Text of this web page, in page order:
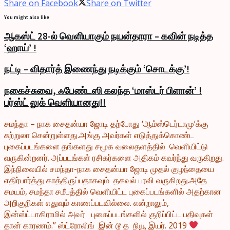
Share on Facebook
Share on Twitter
You might also like
ஆகஸ்ட் 28-ல் வெளியாகும் நயன்தாரா – கவின் நடித்த
‘ஹாய்’ !
நட்டி – விதார்த் இணைந்து நடிக்கும் ‘சொடக்கு’!
நகைச்சுவை, ஃபேண்டஸி கலந்த ‘மாஸ்டர் பிளான்’ !
பர்ஸ்ட் லுக் வெளியானது!!
சமந்தா – நாக சைதன்யா ஜோடி தற்போது ‘ஆம்ஸ்டெர்டாமு’க்கு
சுற்றுலா சென்றுள்ளது.அங்கு அவர்கள் எடுத்துக்கொண்ட
புகைப்படங்களை தங்களது சமூக வலைதளத்தில் வெளியிட்டு
வருகின்றனர். அப்படங்கள் ரசிகர்களை அதிகம் கவர்ந்து வருகிறது.
இந்நிலையில் சமந்தா-நாக சைதன்யா ஜோடி முதல் குழந்தையை
எதிர்பார்த்து காத்திருப்பதாகவும் தகவல் பரவி வருகிறது.அதே
சமயம், சமந்தா சமீபத்தில் வெளியிட்ட புகைப்படங்களில் அதற்கான
அறிகுறிகள் எதுவும் காணப்படவில்லை. என்றாலும்,
இன்ஸ்ட்டாகிராமில் அவர் புகைப்படங்களில் குறிப்பிட்ட பதிவுகள்
தான் காரணம்.” ஸ்ட்ரோலிங் இன் டூ த நியூ இயர். 2019